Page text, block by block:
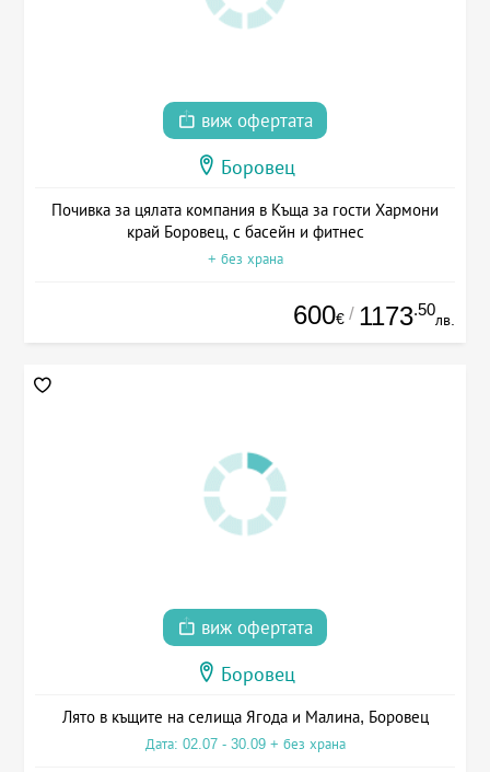
виж офертата
Боровец
Почивка за цялата компания в Къща за гости Хармони
край Боровец, с басейн и фитнес
+ без храна
600€ / 1173.50
лв.
виж офертата
Боровец
Лято в къщите на селища Ягода и Малина, Боровец
Дата: 02.07 - 30.09 + без храна